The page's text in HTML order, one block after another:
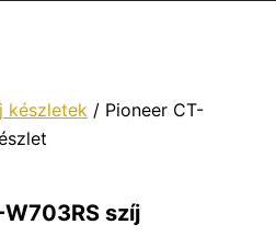
készletek / Pioneer CT-
szíj